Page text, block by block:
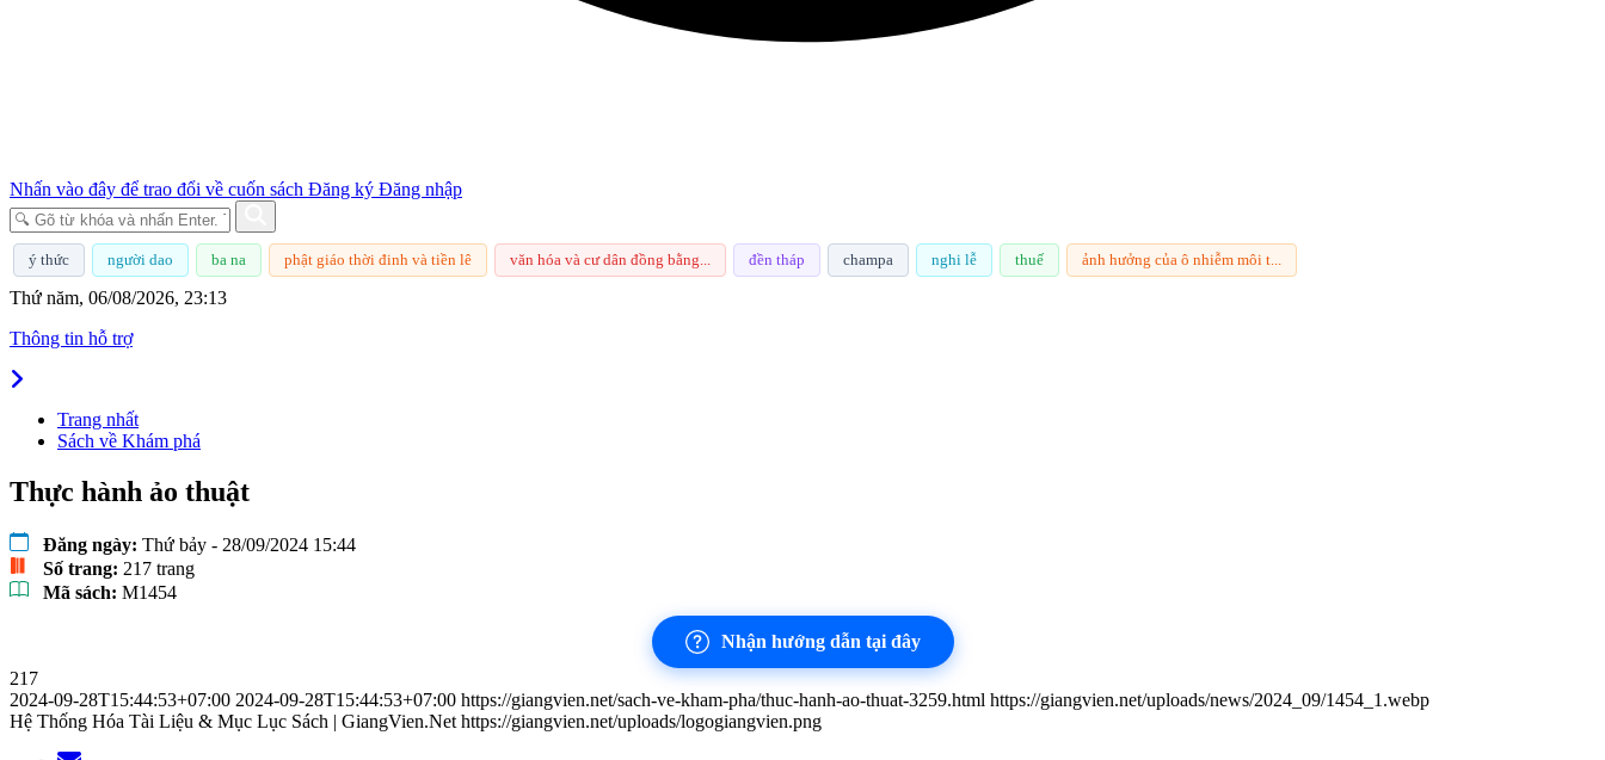
Nhấn vào đây để trao đổi về cuốn sách Đăng ký Đăng nhập
ý thức người dao ba na phật giáo thời đinh và tiền lê văn hóa và cư dân đồng bằng... đền tháp champa nghi lễ thuế ảnh hưởng của ô nhiễm môi t...
Thứ năm, 06/08/2026, 23:13
Thông tin hỗ trợ
Trang nhất
Sách về Khám phá
Thực hành ảo thuật
Đăng ngày: Thứ bảy - 28/09/2024 15:44
Số trang: 217 trang
Mã sách: M1454
Nhận hướng dẫn tại đây
217
2024-09-28T15:44:53+07:00 2024-09-28T15:44:53+07:00 https://giangvien.net/sach-ve-kham-pha/thuc-hanh-ao-thuat-3259.html https://giangvien.net/uploads/news/2024_09/1454_1.webp
Hệ Thống Hóa Tài Liệu & Mục Lục Sách | GiangVien.Net https://giangvien.net/uploads/logogiangvien.png